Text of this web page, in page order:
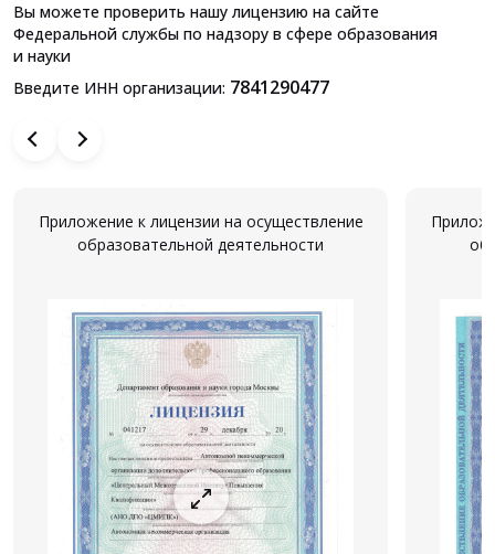
Вы можете проверить нашу лицензию на сайте
Федеральной службы по надзору в сфере образования
и науки
Введите ИНН организации: 7841290477
Приложение к лицензии на осуществление
образовательной деятельности